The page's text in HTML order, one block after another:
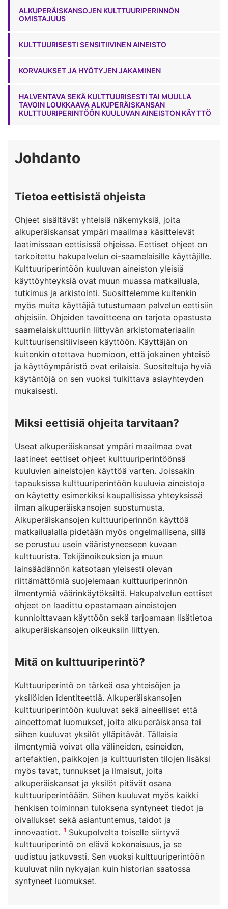
ALKUPERÄISKANSOJEN KULTTUURIPERINNÖN
OMISTAJUUS
KULTTUURISESTI SENSITIIVINEN AINEISTO
KORVAUKSET JA HYÖTYJEN JAKAMINEN
HALVENTAVA SEKÄ KULTTUURISESTI TAI MUULLA
TAVOIN LOUKKAAVA ALKUPERÄISKANSAN
KULTTUURIPERINTÖÖN KUULUVAN AINEISTON KÄYTTÖ
Johdanto
Tietoa eettisistä ohjeista
Ohjeet sisältävät yhteisiä näkemyksiä, joita
alkuperäiskansat ympäri maailmaa käsittelevät
laatimissaan eettisissä ohjeissa. Eettiset ohjeet on
tarkoitettu hakupalvelun ei-saamelaisille käyttäjille.
Kulttuuriperintöön kuuluvan aineiston yleisiä
käyttöyhteyksiä ovat muun muassa matkailuala,
tutkimus ja arkistointi. Suosittelemme kuitenkin
myös muita käyttäjiä tutustumaan palvelun eettisiin
ohjeisiin. Ohjeiden tavoitteena on tarjota opastusta
saamelaiskulttuuriin liittyvän arkistomateriaalin
kulttuurisensitiiviseen käyttöön. Käyttäjän on
kuitenkin otettava huomioon, että jokainen yhteisö
ja käyttöympäristö ovat erilaisia. Suositeltuja hyviä
käytäntöjä on sen vuoksi tulkittava asiayhteyden
mukaisesti.
Miksi eettisiä ohjeita tarvitaan?
Useat alkuperäiskansat ympäri maailmaa ovat
laatineet eettiset ohjeet kulttuuriperintöönsä
kuuluvien aineistojen käyttöä varten. Joissakin
tapauksissa kulttuuriperintöön kuuluvia aineistoja
on käytetty esimerkiksi kaupallisissa yhteyksissä
ilman alkuperäiskansojen suostumusta.
Alkuperäiskansojen kulttuuriperinnön käyttöä
matkailualalla pidetään myös ongelmallisena, sillä
se perustuu usein vääristyneeseen kuvaan
kulttuurista. Tekijänoikeuksien ja muun
lainsäädännön katsotaan yleisesti olevan
riittämättömiä suojelemaan kulttuuriperinnön
ilmentymiä väärinkäytöksiltä. Hakupalvelun eettiset
ohjeet on laadittu opastamaan aineistojen
kunnioittavaan käyttöön sekä tarjoamaan lisätietoa
alkuperäiskansojen oikeuksiin liittyen.
Mitä on kulttuuriperintö?
Kulttuuriperintö on tärkeä osa yhteisöjen ja
yksilöiden identiteettiä. Alkuperäiskansojen
kulttuuriperintöön kuuluvat sekä aineelliset että
aineettomat luomukset, joita alkuperäiskansa tai
siihen kuuluvat yksilöt ylläpitävät. Tällaisia
ilmentymiä voivat olla välineiden, esineiden,
artefaktien, paikkojen ja kulttuuristen tilojen lisäksi
myös tavat, tunnukset ja ilmaisut, joita
alkuperäiskansat ja yksilöt pitävät osana
kulttuuriperintöään. Siihen kuuluvat myös kaikki
henkisen toiminnan tuloksena syntyneet tiedot ja
oivallukset sekä asiantuntemus, taidot ja
innovaatiot. 1 Sukupolvelta toiselle siirtyvä
kulttuuriperintö on elävä kokonaisuus, ja se
uudistuu jatkuvasti. Sen vuoksi kulttuuriperintöön
kuuluvat niin nykyajan kuin historian saatossa
syntyneet luomukset.